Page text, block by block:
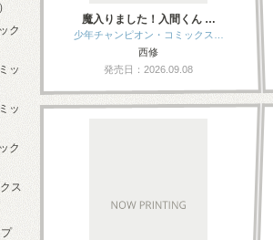
魔入りました！入間くん …
少年チャンピオン・コミックス…
西修
発売日：2026.09.08
ク
ッ
ッ
ク
ス